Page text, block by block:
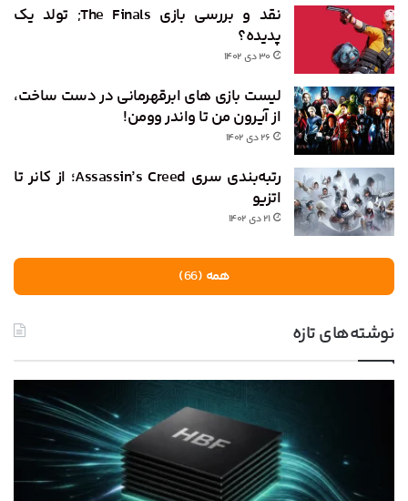
نقد و بررسی بازی The Finals; تولد یک
پدیده‌؟
۳۰ دی ۱۴۰۲
لیست بازی های ابرقهرمانی در دست ساخت،
از آیرون من تا واندر وومن!
۲۶ دی ۱۴۰۲
رتبه‌بندی سری Assassin’s Creed؛ از کانر تا
اتزیو
۲۱ دی ۱۴۰۲
همه (66)
نوشته‌های تازه